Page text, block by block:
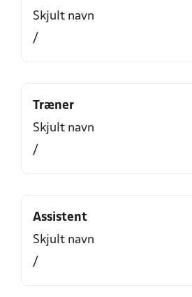
Skjult navn
/
Træner
Skjult navn
/
Assistent
Skjult navn
/